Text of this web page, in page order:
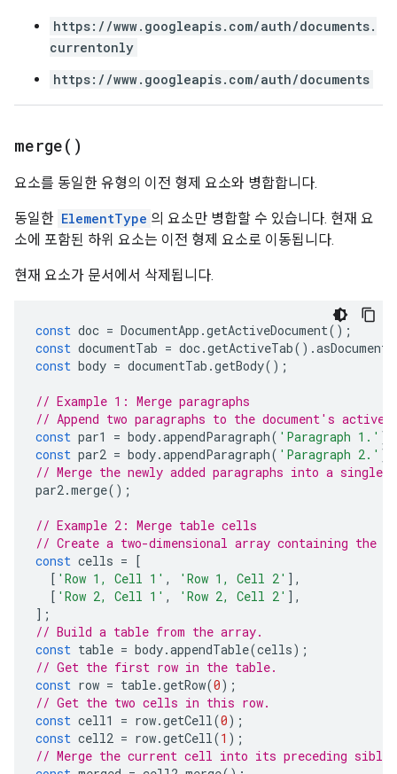
https://www.googleapis.com/auth/documents.
currentonly
https://www.googleapis.com/auth/documents
merge( )
요소를 동일한 유형의 이전 형제 요소와 병합합니다.
동일한 ElementType 의 요소만 병합할 수 있습니다. 현재 요
소에 포함된 하위 요소는 이전 형제 요소로 이동됩니다.
현재 요소가 문서에서 삭제됩니다.
const doc = DocumentApp .getActiveDocument();
const documentTab = doc.getActiveTab().
const body = documentTab .getBody();
// Example 1: Merge paragraphs
// Append two paragraphs to the document's active
const par1 = body.appendParagraph( 'Paragraph 1.' );
const par2 = body.appendParagraph( 'Paragraph 2.' );
// Merge the newly added paragraphs into a single
par2.merge();
// Example 2: Merge table cells
// Create a two-dimensional array containing the
const cells = [
[ 'Row 1, Cell 1' , 'Row 1, Cell 2' ],
[ 'Row 2, Cell 1' , 'Row 2, Cell 2' ],
];
// Build a table from the array.
const table = body.appendTable(cells);
// Get the first row in the table.
const row = table.getRow(0);
// Get the two cells in this row.
const cell1 = row.getCell(0);
const cell2 = row.getCell(1 );
// Merge the current cell into its preceding